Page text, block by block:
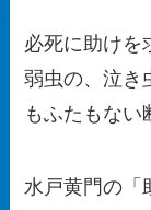
必死に助けを
弱虫の、泣き
もふたもない
水戸黄門の「